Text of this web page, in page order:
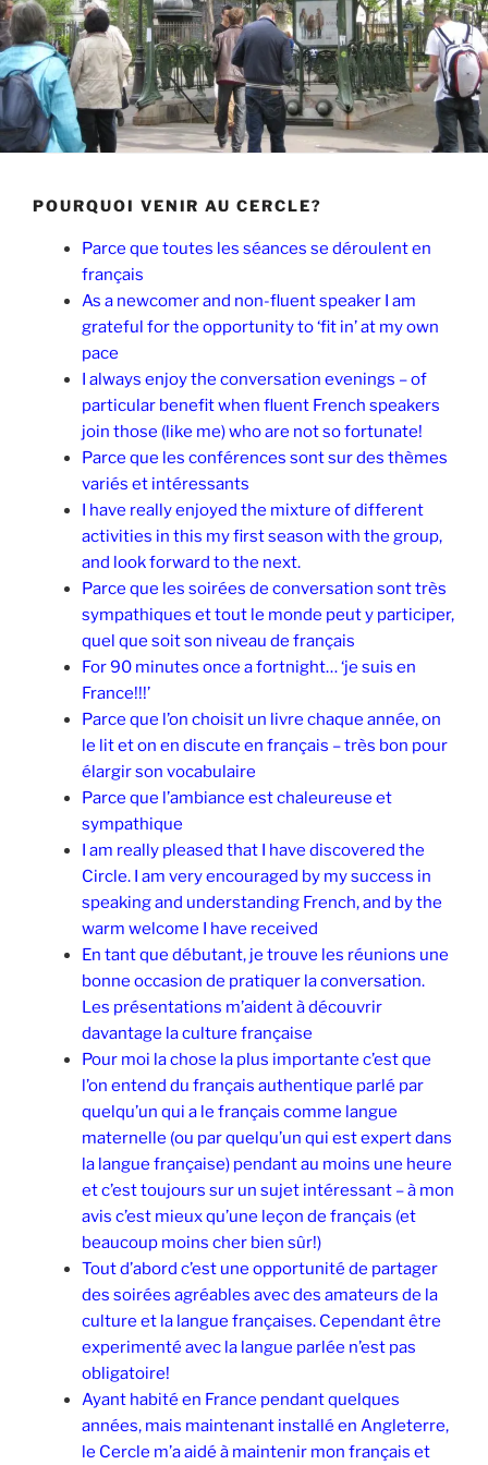
POURQUOI VENIR AU CERCLE?
Parce que toutes les séances se déroulent en
français
As a newcomer and non-fluent speaker I am
grateful for the opportunity to ‘fit in’ at my own
pace
I always enjoy the conversation evenings – of
particular benefit when fluent French speakers
join those (like me) who are not so fortunate!
Parce que les conférences sont sur des thèmes
variés et intéressants
I have really enjoyed the mixture of different
activities in this my first season with the group,
and look forward to the next.
Parce que les soirées de conversation sont très
sympathiques et tout le monde peut y participer,
quel que soit son niveau de français
For 90 minutes once a fortnight… ‘je suis en
France!!!’
Parce que l’on choisit un livre chaque année, on
le lit et on en discute en français – très bon pour
élargir son vocabulaire
Parce que l’ambiance est chaleureuse et
sympathique
I am really pleased that I have discovered the
Circle. I am very encouraged by my success in
speaking and understanding French, and by the
warm welcome I have received
En tant que débutant, je trouve les réunions une
bonne occasion de pratiquer la conversation.
Les présentations m’aident à découvrir
davantage la culture française
Pour moi la chose la plus importante c’est que
l’on entend du français authentique parlé par
quelqu’un qui a le français comme langue
maternelle (ou par quelqu’un qui est expert dans
la langue française) pendant au moins une heure
et c’est toujours sur un sujet intéressant – à mon
avis c’est mieux qu’une leçon de français (et
beaucoup moins cher bien sûr!)
Tout d’abord c’est une opportunité de partager
des soirées agréables avec des amateurs de la
culture et la langue françaises. Cependant être
experimenté avec la langue parlée n’est pas
obligatoire!
Ayant habité en France pendant quelques
années, mais maintenant installé en Angleterre,
le Cercle m’a aidé à maintenir mon français et